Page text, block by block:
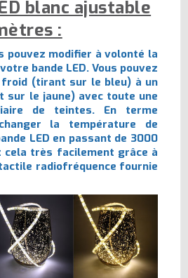
blanc ajustable
:
pouvez modifier à volonté la
bande LED. Vous pouvez
froid (tirant sur le bleu) à un
sur le jaune) avec toute une
de teintes. En terme
la température de
LED en passant de 3000
cela très facilement grâce à
radiofréquence fournie